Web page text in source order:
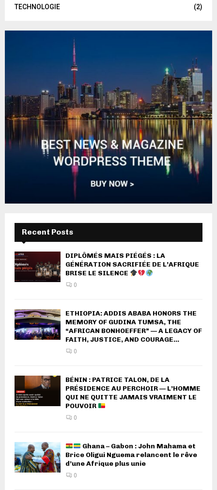
TECHNOLOGIE
(2)
Recent Posts
DIPLÔMÉS MAIS PIÉGÉS : LA
GÉNÉRATION SACRIFIÉE DE L’AFRIQUE
BRISE LE SILENCE
0
ETHIOPIA: ADDIS ABABA HONORS THE
MEMORY OF GUDINA TUMSA, THE
“AFRICAN BONHOEFFER” — A LEGACY OF
FAITH, JUSTICE, AND COURAGE...
0
BÉNIN : PATRICE TALON, DE LA
PRÉSIDENCE AU PERCHOIR — L’HOMME
QUI NE QUITTE JAMAIS VRAIMENT LE
POUVOIR
0
Ghana – Gabon : John Mahama et
Brice Oligui Nguema relancent le rêve
d’une Afrique plus unie
0